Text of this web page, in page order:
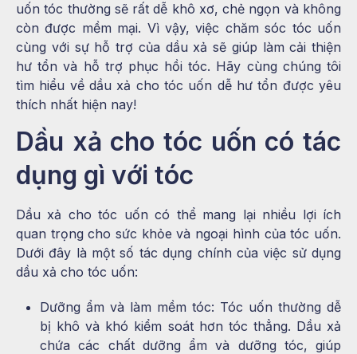
uốn tóc thường sẽ rất dễ khô xơ, chẻ ngọn và không
còn được mềm mại. Vì vậy, việc chăm sóc tóc uốn
cùng với sự hỗ trợ của dầu xả sẽ giúp làm cải thiện
hư tổn và hỗ trợ phục hồi tóc. Hãy cùng chúng tôi
tìm hiểu về dầu xả cho tóc uốn dễ hư tổn được yêu
thích nhất hiện nay!
Dầu xả cho tóc uốn có tác
dụng gì với tóc
Dầu xả cho tóc uốn có thể mang lại nhiều lợi ích
quan trọng cho sức khỏe và ngoại hình của tóc uốn.
Dưới đây là một số tác dụng chính của việc sử dụng
dầu xả cho tóc uốn:
Dưỡng ẩm và làm mềm tóc: Tóc uốn thường dễ
bị khô và khó kiểm soát hơn tóc thẳng. Dầu xả
chứa các chất dưỡng ẩm và dưỡng tóc, giúp